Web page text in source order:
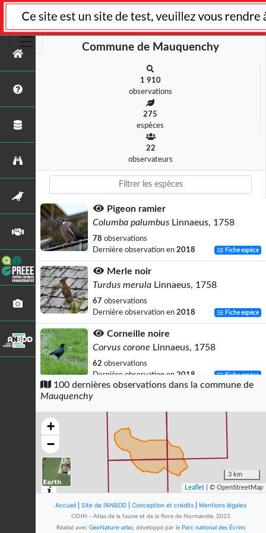
Commune de Mauquenchy
1 910
observations
275
espèces
22
observateurs
Pigeon ramier
Columba palumbus Linnaeus, 1758
78 observations
Dernière observation en 2018 Fiche espèce
Merle noir
Turdus merula Linnaeus, 1758
67 observations
Dernière observation en 2018 Fiche espèce
Corneille noire
Corvus corone Linnaeus, 1758
62 observations
Dernière observation en 2018 Fiche espèce
Fringilla coelebsLinnaeus, 1758
observations
Dernière observation en
Fauvette à tête noire
Sylvia atricapilla(Linnaeus, 1758)
Mésange charbonnière
100 dernières observations dans la commune de
Mauquenchy
+
−
3 km
Leaflet | © OpenStreetMap
Accueil Site de l'ANBDD Conception et crédits Mentions légales
ODIN - Atlas de la faune et de la flore de Normandie, 2023
Réalisé avec GeoNature-atlas, développé par le Parc national des Écrins